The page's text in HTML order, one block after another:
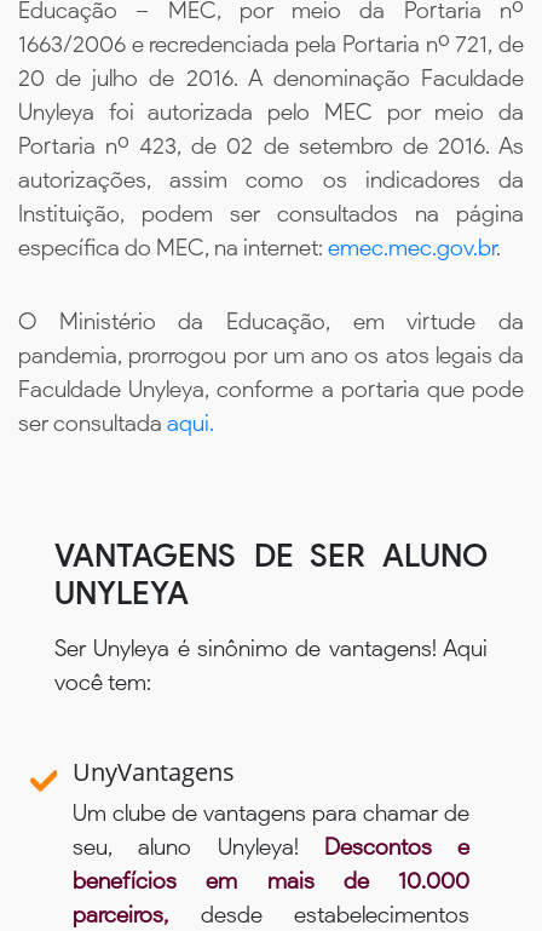
Educação – MEC, por meio da Portaria nº
1663/2006 e recredenciada pela Portaria nº 721, de
20 de julho de 2016. A denominação Faculdade
Unyleya foi autorizada pelo MEC por meio da
Portaria nº 423, de 02 de setembro de 2016. As
autorizações, assim como os indicadores da
Instituição, podem ser consultados na página
específica do MEC, na internet: emec.mec.gov.br.
O Ministério da Educação, em virtude da
pandemia, prorrogou por um ano os atos legais da
Faculdade Unyleya, conforme a portaria que pode
ser consultada aqui.
VANTAGENS DE SER ALUNO
UNYLEYA
Ser Unyleya é sinônimo de vantagens! Aqui
você tem:
UnyVantagens
Um clube de vantagens para chamar de
seu, aluno Unyleya! Descontos e
benefícios em mais de 10.000
parceiros, desde estabelecimentos